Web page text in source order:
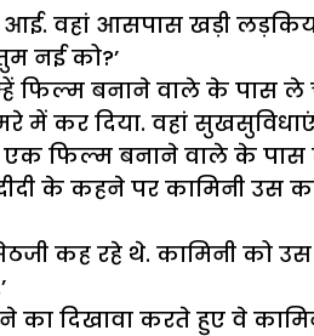
वहां आसपास खड़ी लड़कियां
नई को?’
फिल्म बनाने वाले के
कर दिया. वहां सुखसुविधाएं
एक फिल्म बनाने वाले के
के कहने पर कामिनी
कह रहे थे. कामिनी को
का दिखावा करते हुए वे